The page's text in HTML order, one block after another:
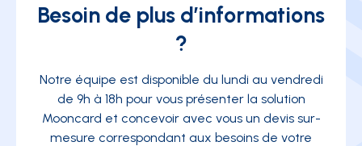
Besoin de plus d’informations
?
Notre équipe est disponible du lundi au vendredi
de 9h à 18h pour vous présenter la solution
Mooncard et concevoir avec vous un devis sur-
mesure correspondant aux besoins de votre